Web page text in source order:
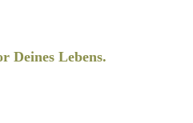
Deines Lebens.